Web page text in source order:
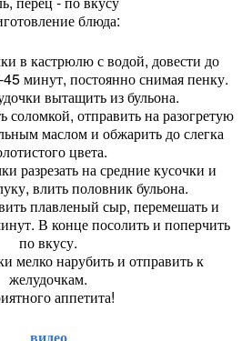
блюда:
в кастрюлю с водой, довести до
минут, постоянно снимая пенку.
вытащить из бульона.
соломкой, отправить на разогретую
маслом и обжарить до слегка
цвета.
разрезать на средние кусочки и
влить половник бульона.
плавленый сыр, перемешать и
В конце посолить и поперчить
по вкусу.
мелко нарубить и отправить к
желудочкам.
аппетита!